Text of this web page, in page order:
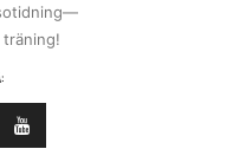
träning!